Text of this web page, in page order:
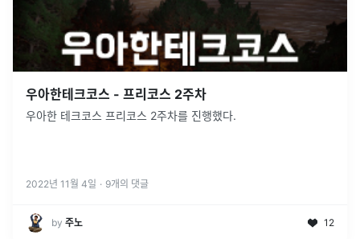
우아한테크코스 - 프리코스 2주차
우아한 테크코스 프리코스 2주차를 진행했다.
2022년 11월 4일 · 9개의 댓글
by 주노 12